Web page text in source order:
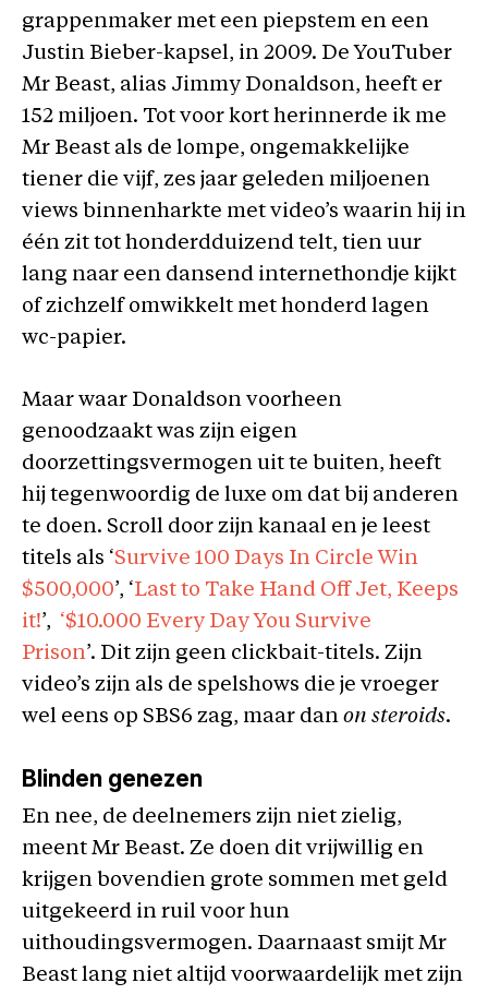
grappenmaker met een piepstem en een
Justin Bieber-kapsel, in 2009. De YouTuber
Mr Beast, alias Jimmy Donaldson, heeft er
152 miljoen. Tot voor kort herinnerde ik me
Mr Beast als de lompe, ongemakkelijke
tiener die vijf, zes jaar geleden miljoenen
views binnenharkte met video’s waarin hij in
één zit tot honderdduizend telt, tien uur
lang naar een dansend internethondje kijkt
of zichzelf omwikkelt met honderd lagen
wc-papier.
Maar waar Donaldson voorheen
genoodzaakt was zijn eigen
doorzettingsvermogen uit te buiten, heeft
hij tegenwoordig de luxe om dat bij anderen
te doen. Scroll door zijn kanaal en je leest
titels als ‘Survive 100 Days In Circle Win
$500,000’, ‘Last to Take Hand Off Jet, Keeps
it!’, ‘$10.000 Every Day You Survive
Prison’. Dit zijn geen clickbait-titels. Zijn
video’s zijn als de spelshows die je vroeger
wel eens op SBS6 zag, maar dan on steroids.
Blinden genezen
En nee, de deelnemers zijn niet zielig,
meent Mr Beast. Ze doen dit vrijwillig en
krijgen bovendien grote sommen met geld
uitgekeerd in ruil voor hun
uithoudingsvermogen. Daarnaast smijt Mr
Beast lang niet altijd voorwaardelijk met zijn